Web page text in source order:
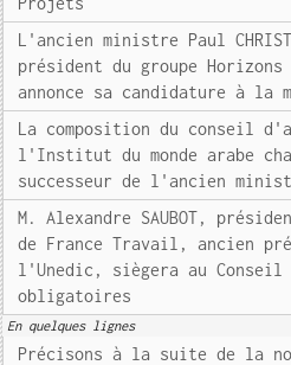
L'ancien ministre Paul
président du groupe
annonce sa candidature à la
La composition du conseil
l'Institut du monde arabe
successeur de l'ancien
M. Alexandre SAUBOT,
de France Travail, ancien
l'Unedic, siègera au Conseil
obligatoires
En quelques lignes
Précisons à la suite de la